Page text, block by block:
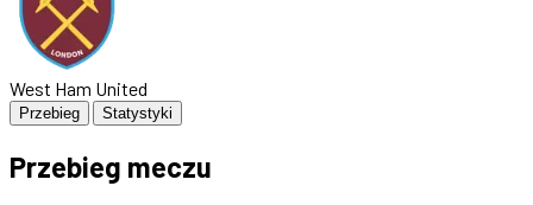
West Ham United
Przebieg Statystyki
Przebieg meczu